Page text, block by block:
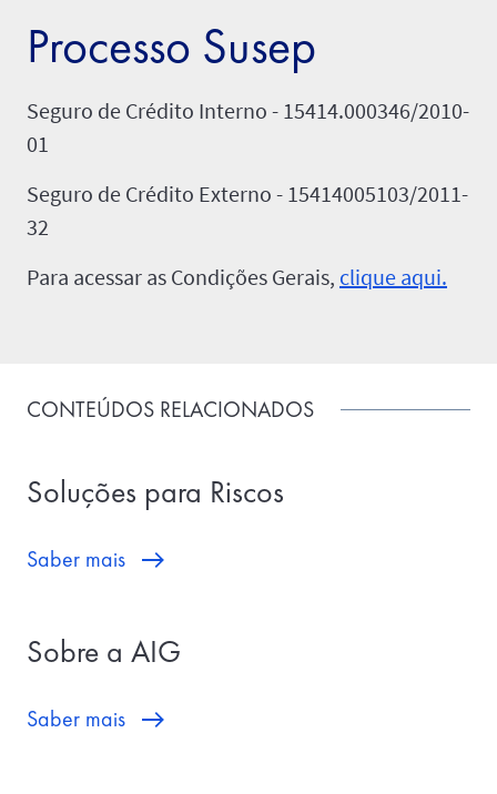
Processo Susep
Seguro de Crédito Interno - 15414.000346/2010-
01
Seguro de Crédito Externo - 15414005103/2011-
32
Para acessar as Condições Gerais, clique aqui.
CONTEÚDOS RELACIONADOS
Soluções para Riscos
Saber mais
Sobre a AIG
Saber mais